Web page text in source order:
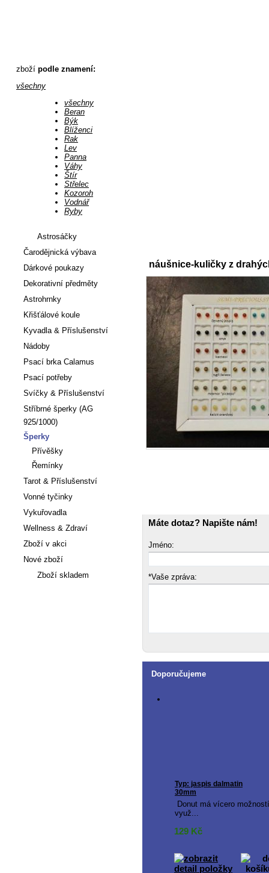
zboží podle znamení:
všechny
všechny
Beran
Býk
Blíženci
Rak
Lev
Panna
Váhy
Štír
Střelec
Kozoroh
Vodnář
Ryby
náušnice-kuličky z
Máte dotaz? Napište nám!
Jméno:
*Vaše zpráva:
Doporučujeme
Typ: jaspis dalmatin
30mm
Donut má vícero možností
využ...
129 Kč
Astrosáčky
Čarodějnická výbava
Dárkové poukazy
Dekorativní předměty
Astrohrnky
Křišťálové koule
Kyvadla & Příslušenství
Nádoby
Psací brka Calamus
Psací potřeby
Svíčky & Příslušenství
Stříbrné šperky (AG
925/1000)
Šperky
Přívěšky
Řemínky
Tarot & Příslušenství
Vonné tyčinky
Vykuřovadla
Wellness & Zdraví
Zboží v akci
Nové zboží
Zboží skladem